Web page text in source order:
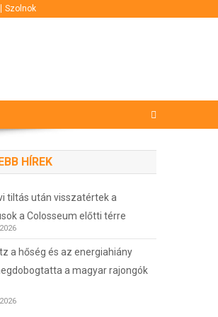
Szolnok
HÍREK
tiltás után visszatértek a
a Colosseum előtti térre
a hőség és az energiahiány
a magyar rajongók